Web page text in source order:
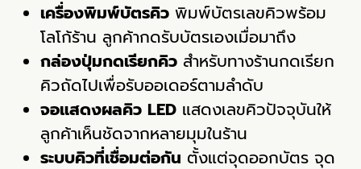
เครื่องพิมพ์บัตรคิว พิมพ์บัตรเลขคิวพร้อม
โลโก้ร้าน ลูกค้ากดรับบัตรเองเมื่อมาถึง
กล่องปุ่มกดเรียกคิว สำหรับทางร้านกดเรียก
คิวถัดไปเพื่อรับออเดอร์ตามลำดับ
จอแสดงผลคิว LED แสดงเลขคิวปัจจุบันให้
ลูกค้าเห็นชัดจากหลายมุมในร้าน
ระบบคิวที่เชื่อมต่อกัน ตั้งแต่จุดออกบัตร จุด